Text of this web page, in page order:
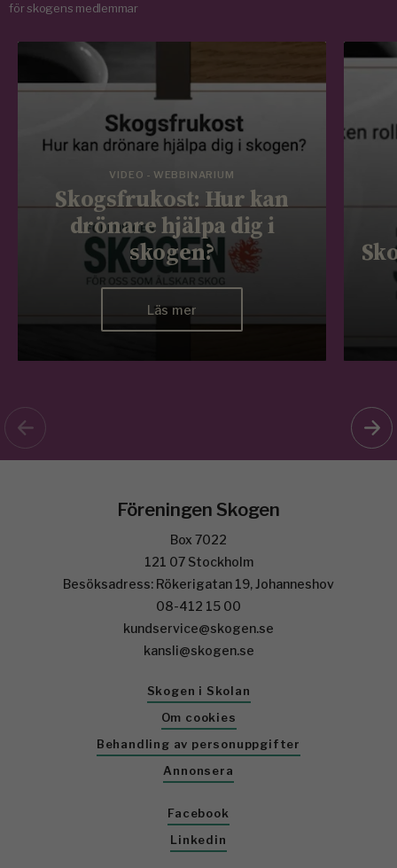
för skogens medlemmar
VIDEO - WEBBINARIUM
Skogsfrukost: Hur kan
drönare hjälpa dig i
skogen?
Läs mer
Föreningen Skogen
Box 7022
121 07 Stockholm
Besöksadress: Rökerigatan 19, Johanneshov
08-412 15 00
kundservice@skogen.se
kansli@skogen.se
Skogen i Skolan
Om cookies
Behandling av personuppgifter
Annonsera
Facebook
Linkedin